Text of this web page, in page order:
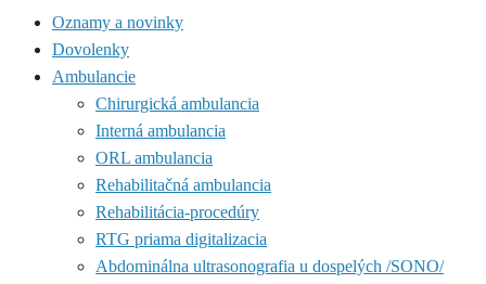
Oznamy a novinky
Dovolenky
Ambulancie
Chirurgická ambulancia
Interná ambulancia
ORL ambulancia
Rehabilitačná ambulancia
Rehabilitácia-procedúry
RTG priama digitalizacia
Abdominálna ultrasonografia u dospelých /SONO/